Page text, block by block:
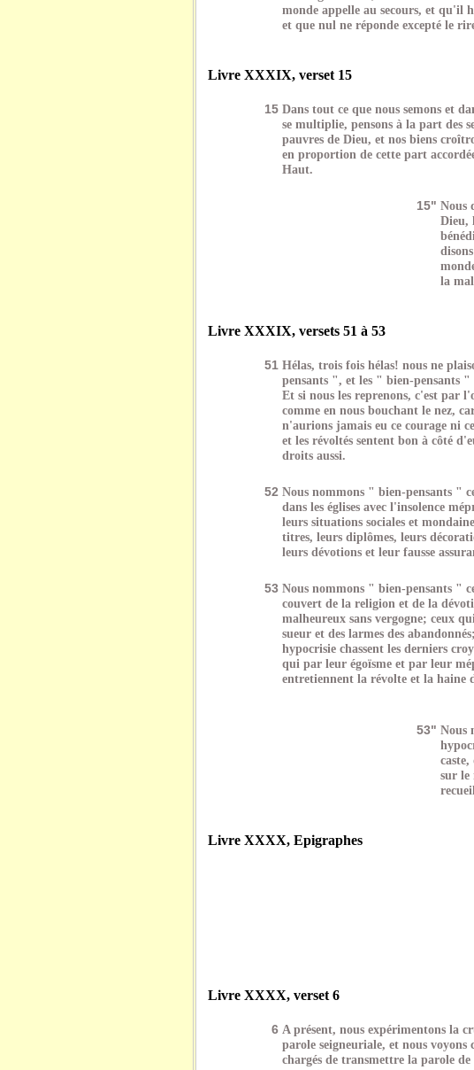
monde appelle au secours, et qu'il
et que nul ne réponde excepté le
Livre XXXIX, verset 15
15 Dans tout ce que nous semons et
se multiplie, pensons à la part des
pauvres de Dieu, et nos biens
en proportion de cette part
Haut.
15" Nous
Dieu,
la
Livre XXXIX, versets 51 à 53
51 Hélas, trois fois hélas! nous ne
pensants ", et les " bien-pensants "
Et si nous les reprenons, c'est par
comme en nous bouchant le nez,
n'aurions jamais eu ce courage ni
et les révoltés sentent bon à côté
droits aussi.
52 Nous nommons " bien-pensants "
dans les églises avec l'insolence
leurs situations sociales et
titres, leurs diplômes, leurs
leurs dévotions et leur fausse
53 Nous nommons " bien-pensants "
couvert de la religion et de la
malheureux sans vergogne; ceux
sueur et des larmes des
hypocrisie chassent les derniers
qui par leur égoïsme et par leur
entretiennent la révolte et la haine
53" Nous
sur le
Livre XXXX, Epigraphes
Livre XXXX, verset 6
6 A présent, nous expérimentons la
parole seigneuriale, et nous voyons
chargés de transmettre la parole